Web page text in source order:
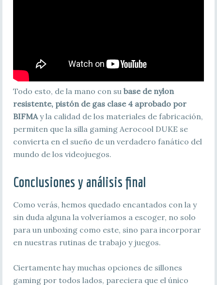
Todo esto, de la mano con su base de nylon
resistente, pistón de gas clase 4 aprobado por
BIFMAy la calidad de los materiales de fabricación,
permiten que la silla gaming Aerocool DUKE se
convierta en el sueño de un verdadero fanático del
mundo de los videojuegos.
Conclusiones y análisis final
Como verás, hemos quedado encantados con la y
sin duda alguna la volveríamos a escoger, no solo
para un unboxing como este, sino para incorporar
en nuestras rutinas de trabajo y juegos.
Ciertamente hay muchas opciones de sillones
gaming por todos lados, pareciera que el único